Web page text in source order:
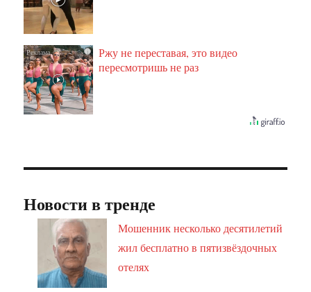
i
Ржу не переставая, это видео
пересмотришь не раз
Новости в тренде
Мошенник несколько десятилетий
жил бесплатно в пятизвёздочных
отелях